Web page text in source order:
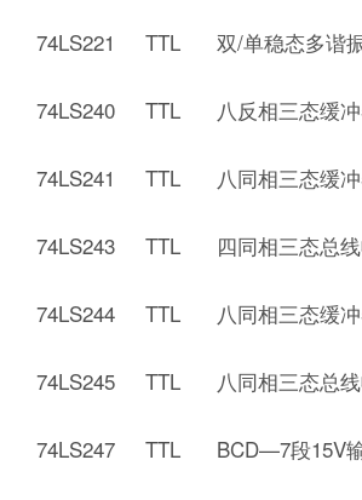
74LS221 TTL 双/单稳态多谐
74LS240 TTL 八反相三态缓冲
74LS241 TTL 八同相三态缓冲
74LS243 TTL 四同相三态总线
74LS244 TTL 八同相三态缓冲
74LS245 TTL 八同相三态总线
74LS247 TTL BCD—7段15V输